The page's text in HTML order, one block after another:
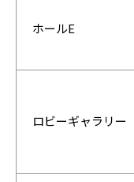
ホールE
ロビーギャラリー